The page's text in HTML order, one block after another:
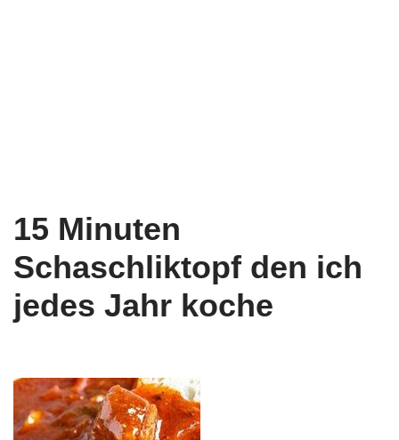
15 Minuten
Schaschliktopf den ich
jedes Jahr koche